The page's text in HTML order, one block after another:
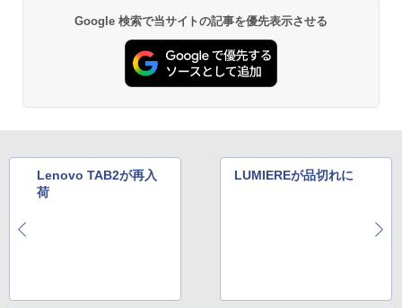
Google 検索で当サイトの記事を優先表示させる
Lenovo TAB2が再入
荷
LUMIEREが品切れに